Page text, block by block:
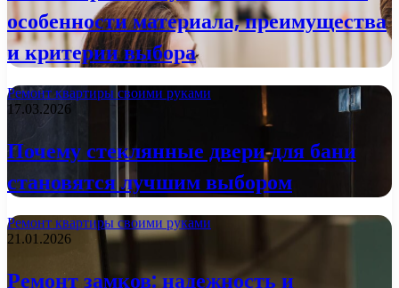
особенности материала, преимущества
и критерии выбора
Ремонт квартиры своими руками
17.03.2026
Почему стеклянные двери для бани
становятся лучшим выбором
Ремонт квартиры своими руками
21.01.2026
Ремонт замков: надежность и